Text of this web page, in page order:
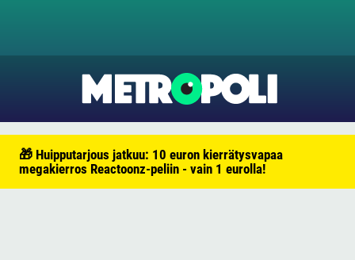
🎁 Huipputarjous jatkuu: 10 euron kierrätysvapaa
megakierros Reactoonz-peliin - vain 1 eurolla!